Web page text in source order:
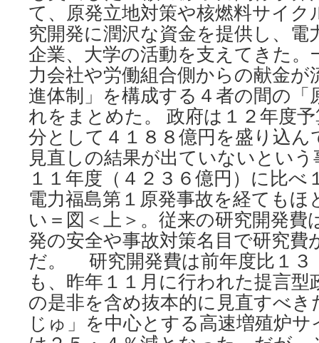
て、原発立地対策や核燃料サイ
究開発に潤沢な資金を提供し、電
企業、大学の活動を支えてきた。
力会社や労働組合側からの献金が
進体制」を構成する４者の間の「
れをまとめた。 政府は１２年度
分として４１８８億円を盛り込ん
見直しの結果が出ていないとい
１１年度（４２３６億円）に比べ
電力福島第１原発事故を経ても
い＝図＜上＞。従来の研究開発費
発の安全や事故対策名目で研究費
だ。 研究開発費は前年度比１３
も、昨年１１月に行われた提言型
の是非を含め抜本的に見直すべ
じゅ」を中心とする高速増殖炉